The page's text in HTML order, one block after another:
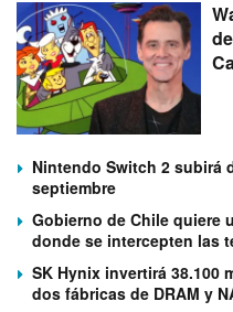
Nintendo Switch 2 subirá
septiembre
Gobierno de Chile quiere
donde se intercepten las
SK Hynix invertirá 38.100
dos fábricas de DRAM y